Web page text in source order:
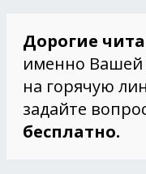
Дорогие
именно
на горячую
задайте
бесплатно.